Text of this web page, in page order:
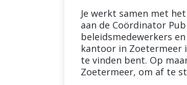
Je werkt samen met
aan de Coördinator
beleidsmedewerkers
kantoor in Zoetermeer
te vinden bent. Op
Zoetermeer, om af te